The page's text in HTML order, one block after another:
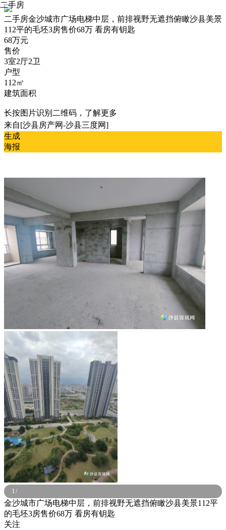
二手房金沙城市广场电梯中层，前排视野无遮挡俯瞰沙县美景
112平的毛坯3房售价68万 看房有钥匙
68万元
售价
3室2厅2卫
户型
112㎡
建筑面积
长按图片识别二维码，了解更多
来自[沙县房产网-沙县三度网]
生成
海报
二手房
1/
金沙城市广场电梯中层，前排视野无遮挡俯瞰沙县美景112平
的毛坯3房售价68万 看房有钥匙
关注